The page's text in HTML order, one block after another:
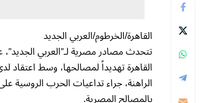
القاهرة/الخرطوم/العربي الجديد
تتحدث مصادر مصرية لـ”العربي
القاهرة تهديداً لمصالحها، وسط اعتقاد
الراهنة، جراء تداعيات الحرب الروسية